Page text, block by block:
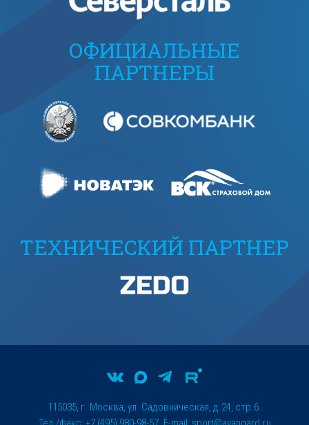
ОФИЦИАЛЬНЫЕ
ПАРТНЕРЫ
ТЕХНИЧЕСКИЙ ПАРТНЕР
115035, г. Москва, ул. Садовническая, д.24, стр.6.